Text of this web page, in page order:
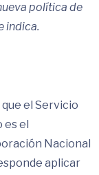
política de
indica.
el Servicio
es el
Nacional
aplicar